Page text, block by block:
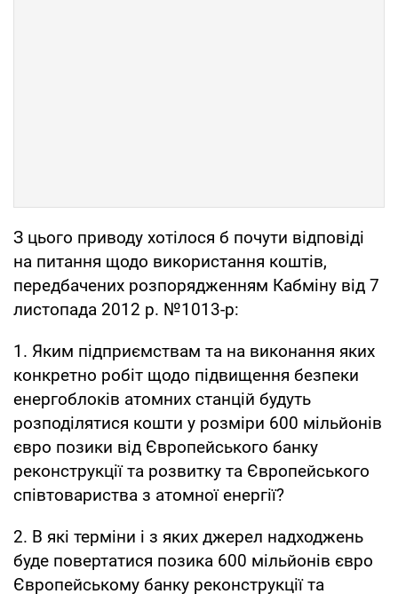
З цього приводу хотілося б почути відповіді
на питання щодо використання коштів,
передбачених розпорядженням Кабміну від 7
листопада 2012 р. №1013-р:
1. Яким підприємствам та на виконання яких
конкретно робіт щодо підвищення безпеки
енергоблоків атомних станцій будуть
розподілятися кошти у розміри 600 мільйонів
євро позики від Європейського банку
реконструкції та розвитку та Європейського
співтовариства з атомної енергії?
2. В які терміни і з яких джерел надходжень
буде повертатися позика 600 мільйонів євро
Європейському банку реконструкції та